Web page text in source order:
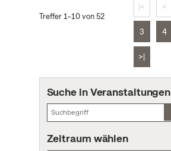
Treffer 1–10 von 52
|< <
3 4
>|
Suche in Veranstaltungen
Zeitraum wählen